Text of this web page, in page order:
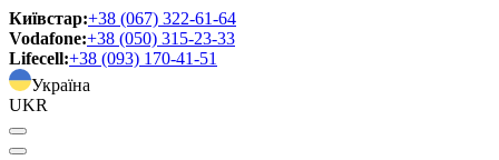
Київстар:+38 (067) 322-61-64
Vodafone:+38 (050) 315-23-33
Lifecell:+38 (093) 170-41-51
Україна
UKR